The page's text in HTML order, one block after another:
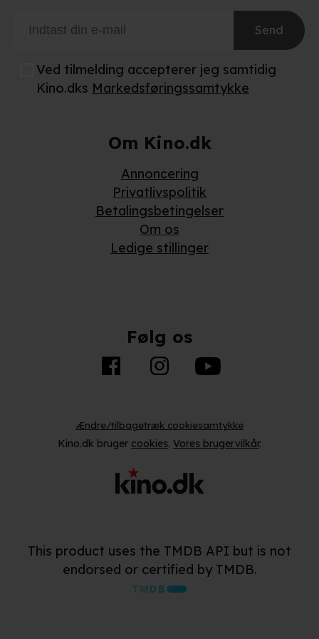
Send
Ved tilmelding accepterer jeg samtidig
Kino.dks Markedsføringssamtykke
Om Kino.dk
Annoncering
Privatlivspolitik
Betalingsbetingelser
Om os
Ledige stillinger
Følg os
Ændre/tilbagetræk cookiesamtykke
Kino.dk bruger cookies. Vores brugervilkår.
This product uses the TMDB API but is not
endorsed or certified by TMDB.